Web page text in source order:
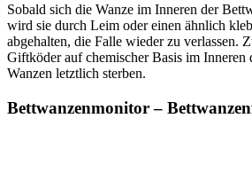
Sobald sich die Wanze im Inneren der
wird sie durch Leim oder einen ähnlich
abgehalten, die Falle wieder zu verlassen.
Giftköder auf chemischer Basis im Inneren
Wanzen letztlich sterben.
Bettwanzenmonitor –